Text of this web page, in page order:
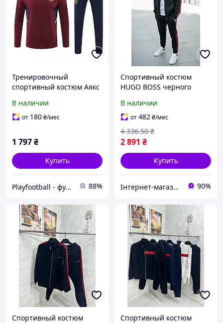
Тренировочный
спортивный костюм Аякс
В наличии
от 180₴/мес
1 797₴
Купить
Playfootball - футбольный интернет-магазин 88%
Спортивный костюм
HUGO BOSS черного
2023 2024 размеры S M L
XL XXL Турция
В наличии
от482₴/мес
2 891 ₴
4 336.50 ₴
Купить
Інтернет-магазин ALL CLOTHES 90%
Спортивный костюм
Спортивный костюм